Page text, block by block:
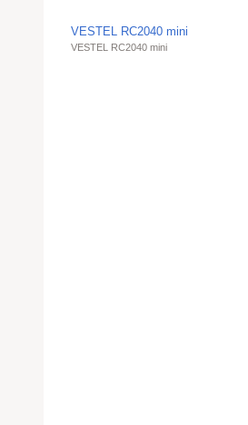
VESTEL RC2040 mini
VESTEL RC2040 mini